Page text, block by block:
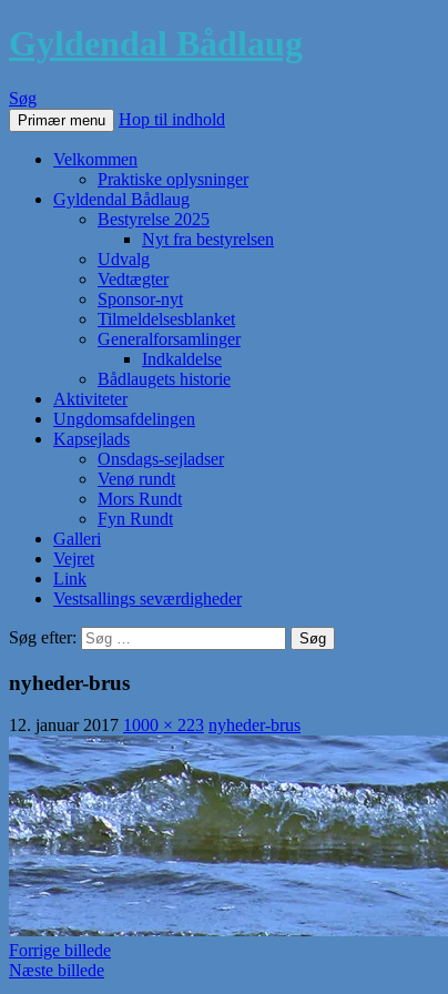
Gyldendal Bådlaug
Søg
Primær menu Hop til indhold
Velkommen
Praktiske oplysninger
Gyldendal Bådlaug
Bestyrelse 2025
Nyt fra bestyrelsen
Udvalg
Vedtægter
Sponsor-nyt
Tilmeldelsesblanket
Generalforsamlinger
Indkaldelse
Bådlaugets historie
Aktiviteter
Ungdomsafdelingen
Kapsejlads
Onsdags-sejladser
Venø rundt
Mors Rundt
Fyn Rundt
Galleri
Vejret
Link
Vestsallings seværdigheder
Søg efter:
nyheder-brus
12. januar 2017 1000 × 223 nyheder-brus
Forrige billede
Næste billede